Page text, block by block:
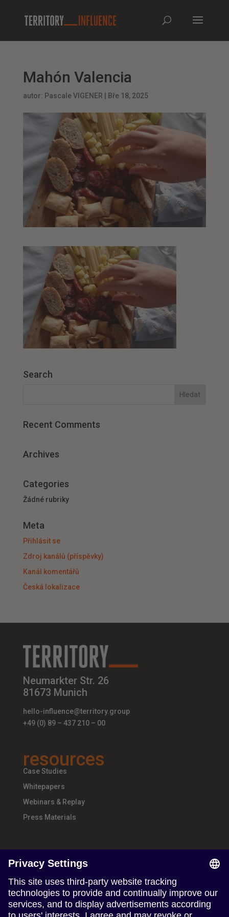
Mahón Valencia
autor: Pascale VIGENER Bře 18, 2025
Search
Recent Comments
Archives
Categories
Žádné rubriky
Meta
Přihlásit se
Zdroj kanálů (příspěvky)
Kanál komentářů
Česká lokalizace
Neumarkter Str. 26
81673 Munich
hello-influence@territory.group
+49 (0) 89 – 437 210 – 00
resources
Case Studies
Whitepapers
Webinars & Replay
Press Materials
about
About Us
Teams & Offices
Careers